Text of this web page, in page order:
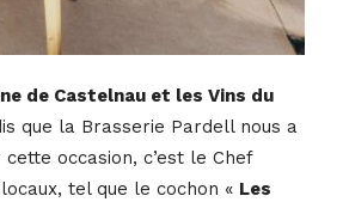
de Castelnau et les Vins du
que la Brasserie Pardell nous a
occasion, c’est le Chef
tel que le cochon « Les